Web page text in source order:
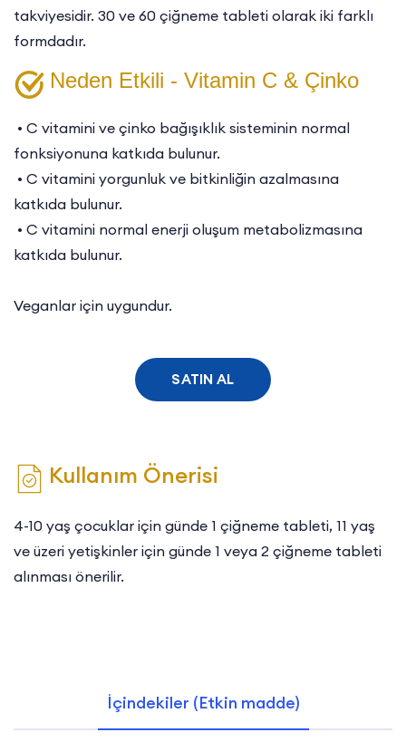
takviyesidir. 30 ve 60 çiğneme tableti olarak iki farklı
formdadır.
Neden Etkili - Vitamin C & Çinko
• C vitamini ve çinko bağışıklık sisteminin normal
fonksiyonuna katkıda bulunur.
• C vitamini yorgunluk ve bitkinliğin azalmasına
katkıda bulunur.
• C vitamini normal enerji oluşum metabolizmasına
katkıda bulunur.
Veganlar için uygundur.
SATIN AL
Kullanım Önerisi
4-10 yaş çocuklar için günde 1 çiğneme tableti, 11 yaş
ve üzeri yetişkinler için günde 1 veya 2 çiğneme tableti
alınması önerilir.
İçindekiler (Etkin madde)